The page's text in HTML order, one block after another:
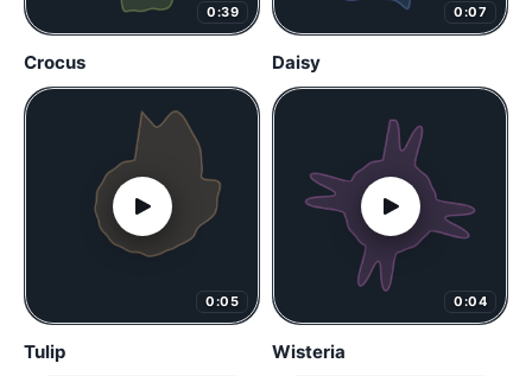
0:39
Crocus
0:07
Daisy
0:05
Tulip
0:04
Wisteria